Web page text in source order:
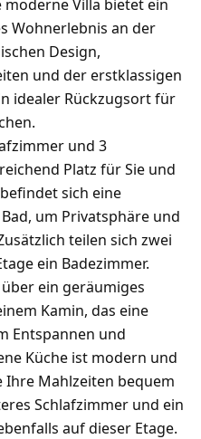
Villa bietet ein
Wohnerlebnis an der
Design,
und der erstklassigen
idealer Rückzugsort für
und 3
Platz für Sie und
sich eine
um Privatsphäre und
teilen sich zwei
ein Badezimmer.
ein geräumiges
Kamin, das eine
Entspannen und
Küche ist modern und
Ihre Mahlzeiten bequem
Schlafzimmer und ein
auf dieser Etage.